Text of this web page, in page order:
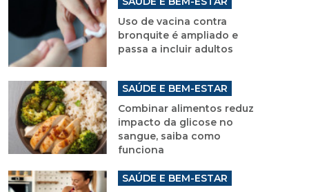
Uso de vacina contra
bronquite é ampliado e
passa a incluir adultos
SAÚDE E BEM-ESTAR
Combinar alimentos reduz
impacto da glicose no
sangue, saiba como
funciona
SAÚDE E BEM-ESTAR